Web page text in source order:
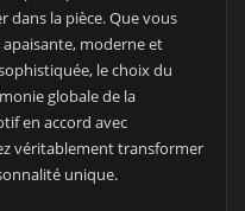
dans la pièce. Que vous
moderne et
le choix du
globale de la
en accord avec
véritablement transformer
unique.